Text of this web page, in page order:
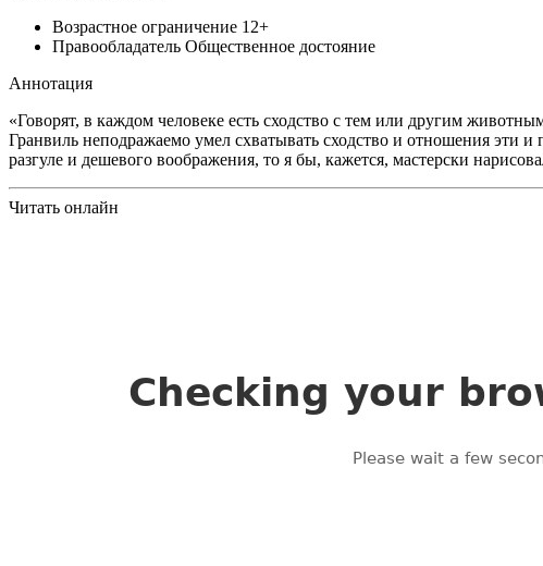
Возрастное ограничение 12+
Правообладатель Общественное достояние
Аннотация
«Говорят, в каждом человеке есть сходство с тем или другим
Гранвиль неподражаемо умел схватывать сходство и отношения эти
разгуле и дешевого воображения, то я бы, кажется, мастерски
Читать онлайн